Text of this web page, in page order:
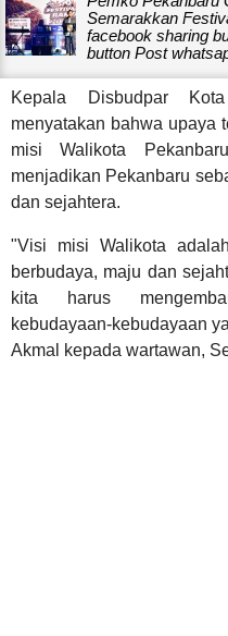
Semarakkan
facebook sharing
button Post
Kepala Disbudpar
menyatakan bahwa upaya
misi Walikota
menjadikan Pekanbaru
dan sejahtera.
"Visi misi Walikota
berbudaya, maju dan
kita harus
kebudayaan-kebudayaan
Akmal kepada wartawan,